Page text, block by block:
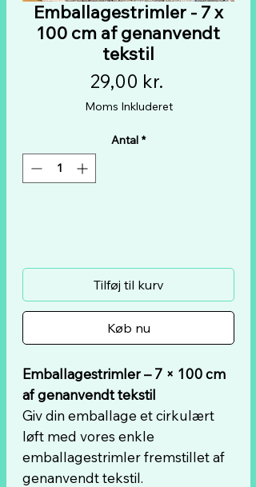
Emballagestrimler - 7 x
100 cm af genanvendt
tekstil
29,00 kr.Pris
Moms Inkluderet
Antal *
Tilføj til kurv
Køb nu
Emballagestrimler – 7 × 100 cm
af genanvendt tekstil
Giv din emballage et cirkulært
løft med vores enkle
emballagestrimler fremstillet af
genanvendt tekstil.